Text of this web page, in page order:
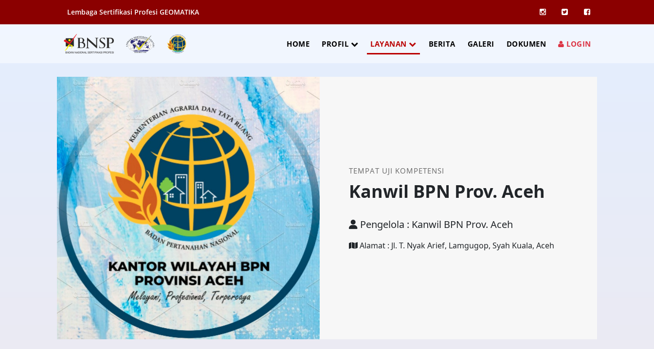
Lembaga Sertifikasi Profesi GEOMATIKA
HOME PROFIL LAYANAN BERITA GALERI DOKUMEN LOGIN
TEMPAT UJI KOMPETENSI
Kanwil BPN Prov. Aceh
Pengelola : Kanwil BPN Prov. Aceh
Alamat : Jl. T. Nyak Arief, Lamgugop, Syah Kuala, Aceh